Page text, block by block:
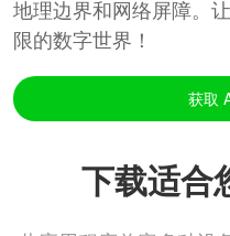
地理边界和网络屏障。
限的数字世界！
获取
下载适合